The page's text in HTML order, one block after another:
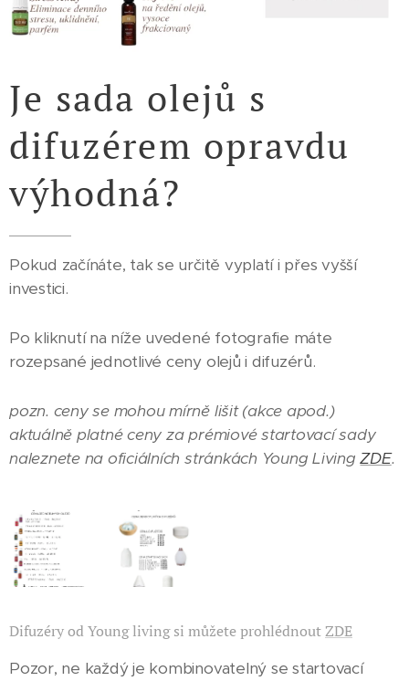
Je sada olejů s
difuzérem opravdu
výhodná?
Pokud začínáte, tak se určitě vyplatí i přes vyšší
investici.
Po kliknutí na níže uvedené fotografie máte
rozepsané jednotlivé ceny olejů i difuzérů.
pozn. ceny se mohou mírně lišit (akce apod.)
aktuálně platné ceny za prémiové startovací sady
naleznete na oficiálních stránkách Young LivingZDE.
Difuzéry od Young living si můžete prohlédnoutZDE
Pozor, ne každý je kombinovatelný se startovací